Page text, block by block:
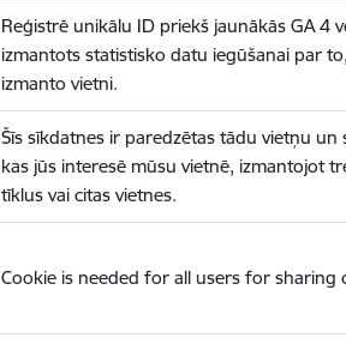
Reģistrē unikālu ID priekš jaunākās GA 4
izmantots statistisko datu iegūšanai par
izmanto vietni.
Šīs sīkdatnes ir paredzētas tādu vietņu un
kas jūs interesē mūsu vietnē, izmantojot
tīklus vai citas vietnes.
Cookie is needed for all users for sharing